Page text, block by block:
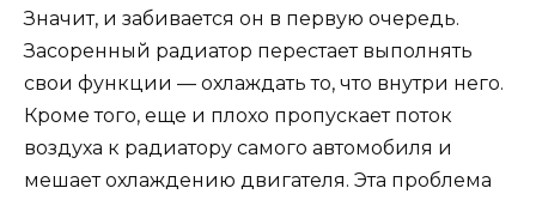
Значит, и забивается он в первую очередь.
Засоренный радиатор перестает выполнять
свои функции — охлаждать то, что внутри него.
Кроме того, еще и плохо пропускает поток
воздуха к радиатору самого автомобиля и
мешает охлаждению двигателя. Эта проблема